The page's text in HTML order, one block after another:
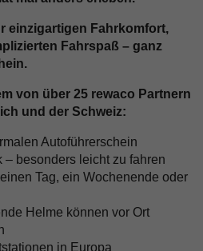
einzigartigen Fahrkomfort,
Fahrspaß – ganz
von über 25 rewaco Partnern
und der Schweiz:
Autoführerschein
– besonders leicht zu fahren
Tag, ein Wochenende oder
Helme können vor Ort
in Europa